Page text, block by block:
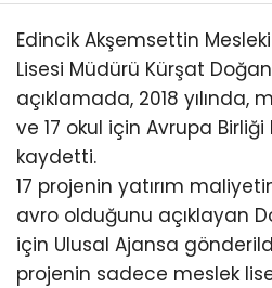
Edincik Akşemsettin
Lisesi Müdürü Kürşat
açıklamada, 2018
ve 17 okul için Avrupa Birliği
kaydetti.
17 projenin yatırım
avro olduğunu açıklayan
için Ulusal Ajansa
projenin sadece meslek